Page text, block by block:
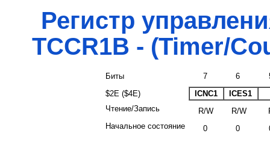
Регистр
TCCR1B - (Timer/
Биты 7 6
$2E ($4E)
ICNC1
ICES1
Чтение/Запись
R/W R/W
Начальное состояние
0 0